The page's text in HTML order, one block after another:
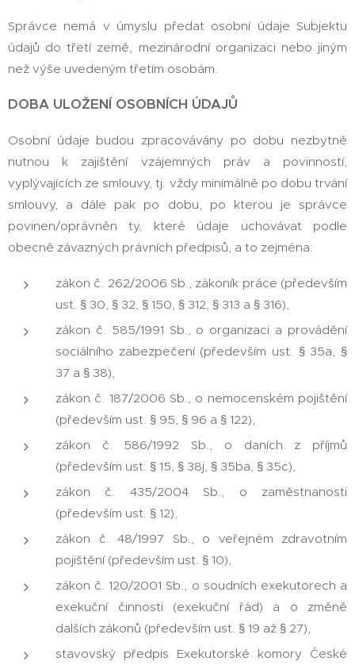
Správce nemá v úmyslu předat osobní údaje Subjektu
údajů do třetí země, mezinárodní organizaci nebo jiným
než výše uvedeným třetím osobám.
DOBA ULOŽENÍ OSOBNÍCH ÚDAJŮ
Osobní údaje budou zpracovávány po dobu nezbytně
nutnou k zajištění vzájemných práv a povinností,
vyplývajících ze smlouvy, tj. vždy minimálně po dobu trvání
smlouvy, a dále pak po dobu, po kterou je správce
povinen/oprávněn ty, které údaje uchovávat podle
obecně závazných právních předpisů, a to zejména:
zákon č. 262/2006 Sb., zákoník práce (především
ust. § 30, § 32, § 150, § 312, § 313 a § 316),
zákon č. 585/1991 Sb., o organizaci a provádění
sociálního zabezpečení (především ust. § 35a, §
37 a § 38),
zákon č. 187/2006 Sb., o nemocenském pojištění
(především ust. § 95, § 96 a § 122),
zákon č. 586/1992 Sb., o daních z příjmů
(především ust. § 15, § 38j, § 35ba, § 35c),
zákon č. 435/2004 Sb., o zaměstnanosti
(především ust. § 12),
zákon č. 48/1997 Sb., o veřejném zdravotním
pojištění (především ust. § 10),
zákon č. 120/2001 Sb., o soudních exekutorech a
exekuční činnosti (exekuční řád) a o změně
dalších zákonů (především ust. § 19 až § 27),
stavovský předpis Exekutorské komory České